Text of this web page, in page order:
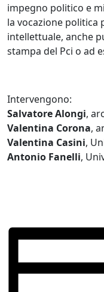
impegno politico e
la vocazione
intellettuale, anche
stampa del Pci o ad
Intervengono:
Salvatore Alongi,
Valentina Corona,
Valentina Casini,
Antonio Fanelli,